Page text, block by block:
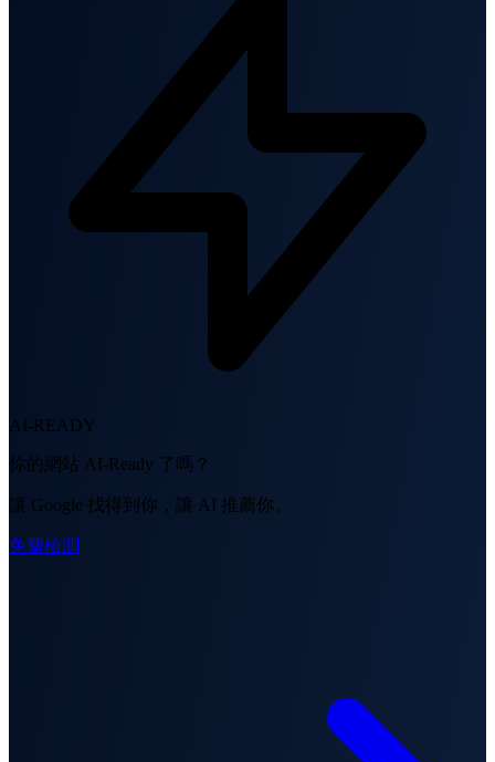
AI-READY
你的網站 AI-Ready 了嗎？
讓 Google 找得到你，讓 AI 推薦你。
免費檢測